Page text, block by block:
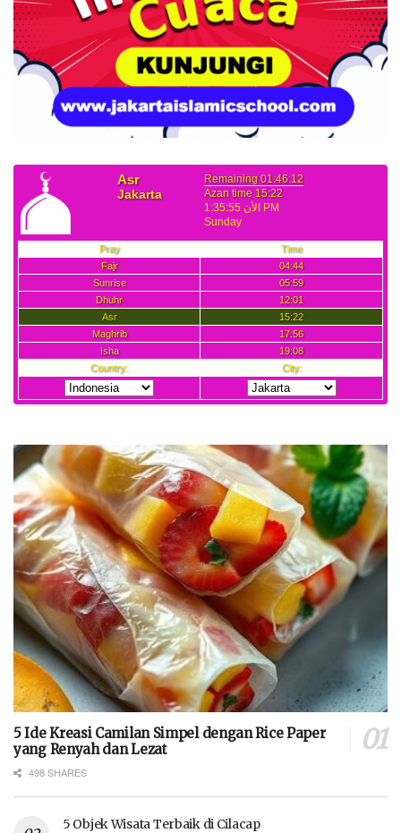
5 Ide Kreasi Camilan Simpel dengan Rice Paper
yang Renyah dan Lezat
498 SHARES
5 Objek Wisata Terbaik di Cilacap